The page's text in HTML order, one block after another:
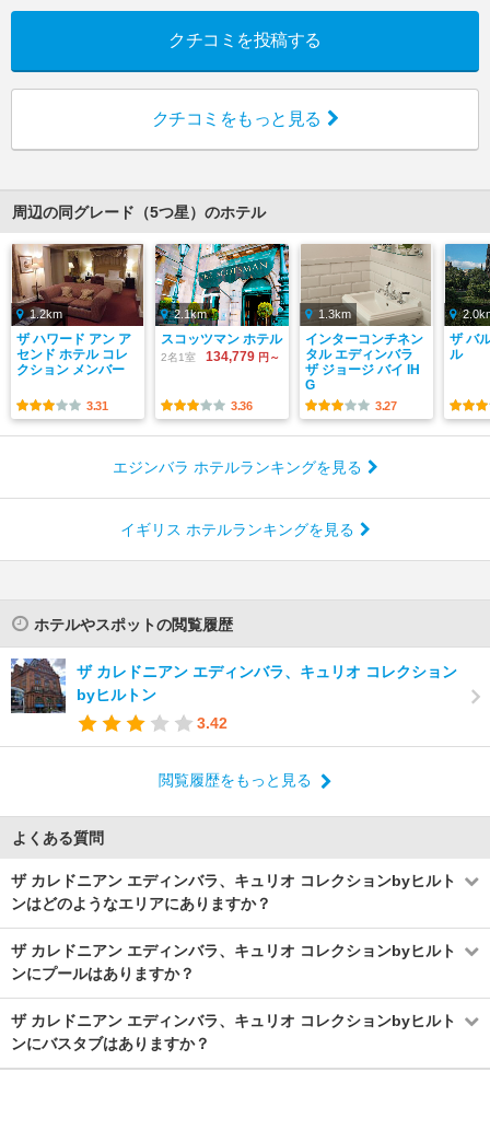
クチコミを投稿する
クチコミをもっと見る
周辺の同グレード（5つ星）のホテル
1.2km
ザ ハワード アン ア
センド ホテル コレ
クション メンバー
3.31
2.1km
スコッツマン ホテル
2名1室 134,779 円～
3.36
1.3km
インターコンチネン
タル エディンバラ
ザ ジョージ バイ IH
G
3.27
ザ バ
ル
エジンバラ ホテルランキングを見る
イギリス ホテルランキングを見る
ホテルやスポットの閲覧履歴
ザ カレドニアン エディンバラ、キュリオ コレクション
byヒルトン
3.42
閲覧履歴をもっと見る
よくある質問
ザ カレドニアン エディンバラ、キュリオ コレクションbyヒルト
ンはどのようなエリアにありますか？
ザ カレドニアン エディンバラ、キュリオ コレクションbyヒルト
ンにプールはありますか？
ザ カレドニアン エディンバラ、キュリオ コレクションbyヒルト
ンにバスタブはありますか？